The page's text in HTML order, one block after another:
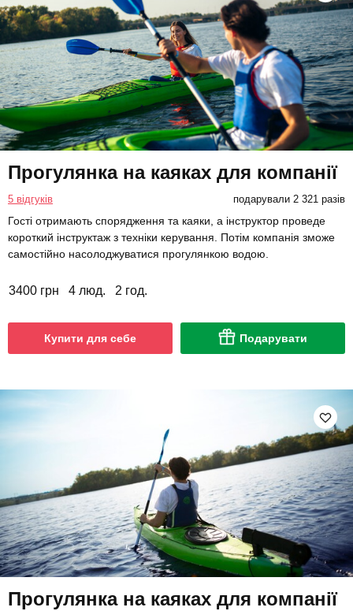
Прогулянка на каяках для компанії
5 відгуків подарували 2 321 разів
Гості отримають спорядження та каяки, а інструктор проведе
короткий інструктаж з техніки керування. Потім компанія зможе
самостійно насолоджуватися прогулянкою водою.
3400 грн 4 люд. 2 год.
Купити для себе Подарувати
Прогулянка на каяках для компанії